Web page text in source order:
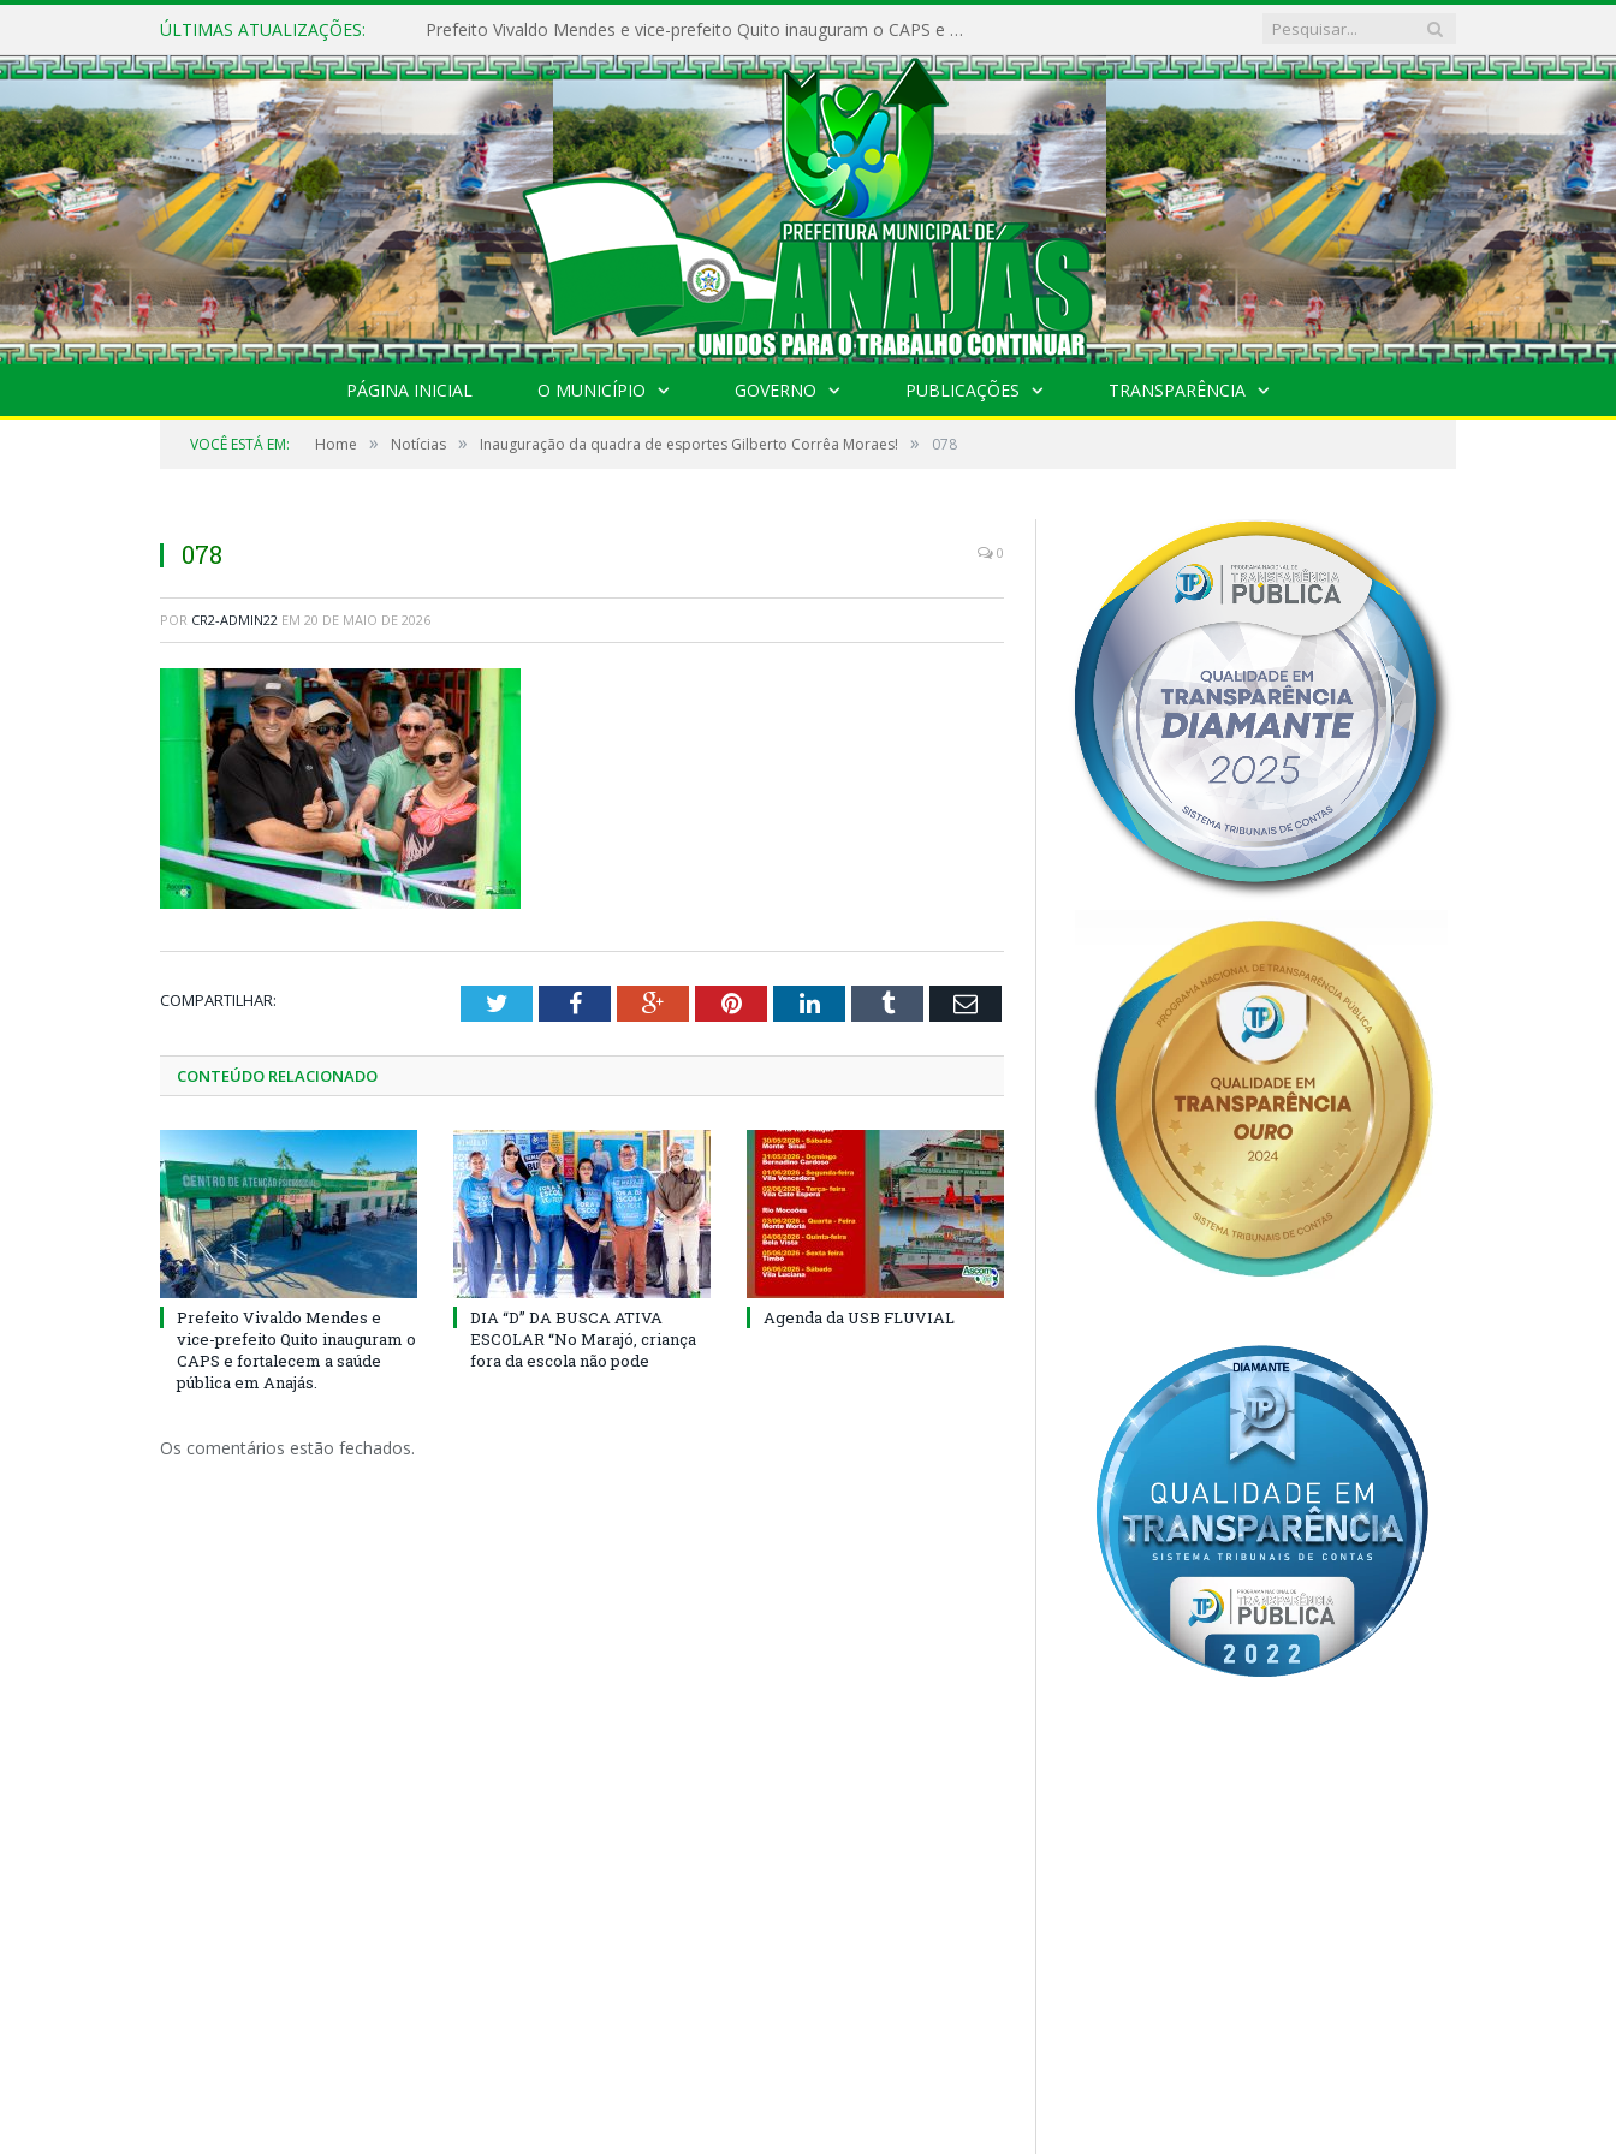
ÚLTIMAS ATUALIZAÇÕES: Prefeito Vivaldo Mendes e vice-prefeito Quito inauguram o CAPS e fortalecem a saúde pública em Anajás.
PÁGINA INICIAL O MUNICÍPIO GOVERNO PUBLICAÇÕES TRANSPARÊNCIA
VOCÊ ESTÁ EM: Home » Notícias » Inauguração da quadra de esportes Gilberto Corrêa Moraes! » 078
078 0
POR CR2-ADMIN22 EM 20 DE MAIO DE 2026
COMPARTILHAR: TwitterFacebookGoogle+PinterestLinkedInTumblr Email
CONTEÚDO RELACIONADO
Prefeito Vivaldo Mendes e
vice-prefeito Quito inauguram o
CAPS e fortalecem a saúde
pública em Anajás.
DIA “D” DA BUSCA ATIVA
ESCOLAR “No Marajó, criança
fora da escola não pode
Agenda da USB FLUVIAL
Os comentários estão fechados.